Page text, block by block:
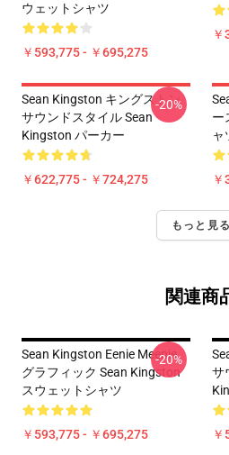
ウェットシャツ
￥593,775 - ￥695,275
Sean Kingston キングストン
サウンドスタイル Sean
Kingston パーカー
￥622,775 - ￥724,275
-20%
ー
ャ
もっと見る
関連商
Sean Kingston Eenie Meenie
グラフィック Sean Kingston
スウェットシャツ
￥593,775 - ￥695,275
-20%
サ